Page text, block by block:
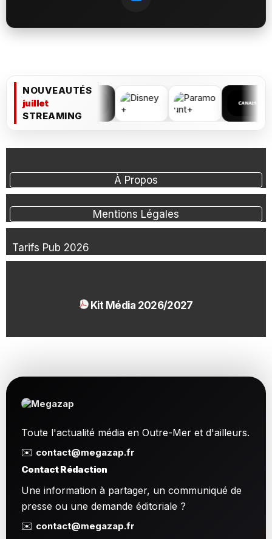
NOUVEAUTÉS
juillet
STREAMING
À Propos
Mentions Légales
Tarifs Pub 2026
Kit Média 2026/2027
Toute l'actualité média en Outre-Mer et d'ailleurs.
✉️ contact@megazap.fr
Contact Rédaction
Une information à partager, un communiqué de
presse ou une demande éditoriale ?
✉️ contact@megazap.fr